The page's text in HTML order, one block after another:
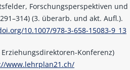
Forschungsperspektiven und
(3. überarb. und akt. Aufl.).
10.1007/978-3-658-15083-9_13
Erziehungsdirektoren-Konferenz)
www.lehrplan21.ch/